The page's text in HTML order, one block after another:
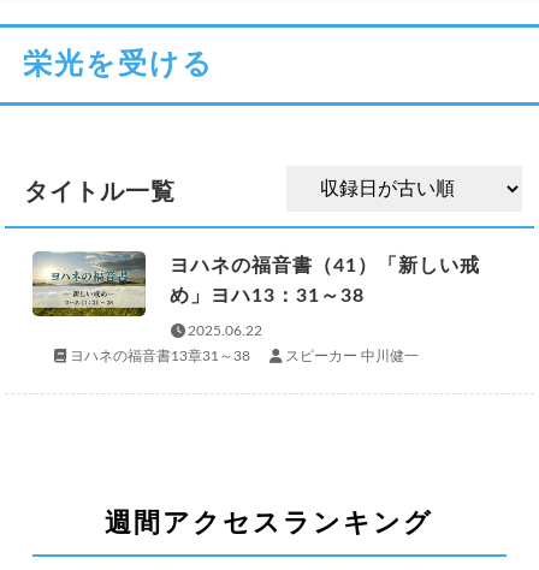
栄光を受ける
タイトル一覧
ヨハネの福音書（41）「新しい戒
め」ヨハ13：31～38
2025.06.22
ヨハネの福音書13章31～38
スピーカー 中川健一
週間アクセスランキング